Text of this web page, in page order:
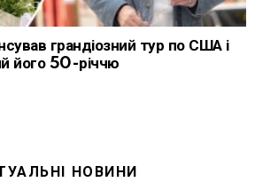
грандіозний тур по США і
його 50-річчю
НОВИНИ